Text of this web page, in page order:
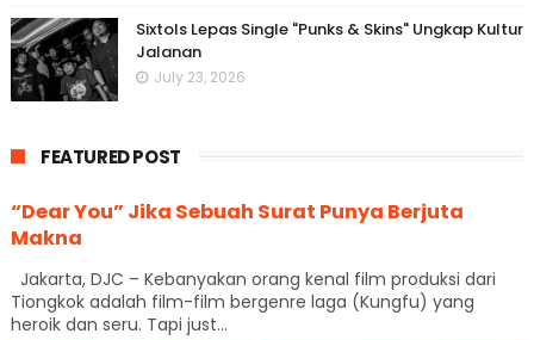
Sixtols Lepas Single "Punks & Skins" Ungkap Kultur
Jalanan
July 23, 2026
FEATURED POST
“Dear You” Jika Sebuah Surat Punya Berjuta
Makna
Jakarta, DJC – Kebanyakan orang kenal film produksi dari
Tiongkok adalah film-film bergenre laga (Kungfu) yang
heroik dan seru. Tapi just...